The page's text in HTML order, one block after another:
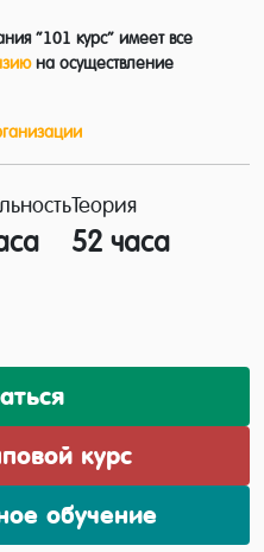
“101 курс” имеет все
на осуществление
Теория
52 часа
курс
обучение